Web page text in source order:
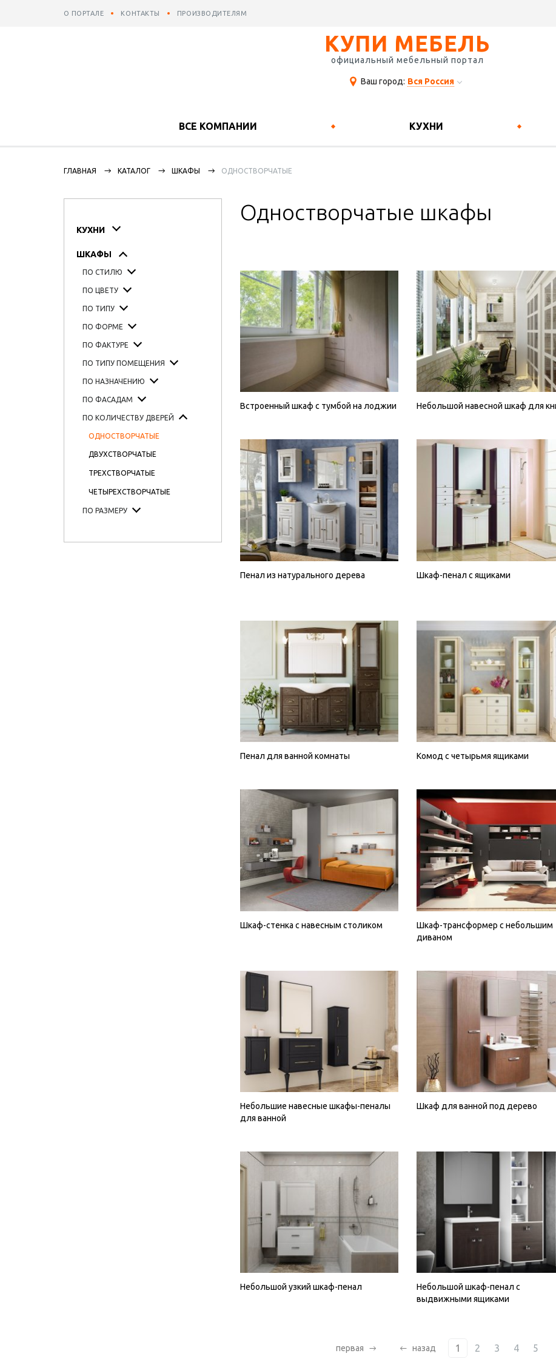
О ПОРТАЛЕ КОНТАКТЫ ПРОИЗВОДИТЕЛЯМ
КУПИ МЕБЕЛЬ
официальный мебельный портал
Ваш город: Вся Россия
ВСЕ КОМПАНИИ КУХНИ
ГЛАВНАЯ КАТАЛОГ ШКАФЫ ОДНОСТВОРЧАТЫЕ
КУХНИ
ШКАФЫ
ПО СТИЛЮ
ПО ЦВЕТУ
ПО ТИПУ
ПО ФОРМЕ
ПО ФАКТУРЕ
ПО ТИПУ ПОМЕЩЕНИЯ
ПО НАЗНАЧЕНИЮ
ПО ФАСАДАМ
ПО КОЛИЧЕСТВУ ДВЕРЕЙ
ОДНОСТВОРЧАТЫЕ
ДВУХСТВОРЧАТЫЕ
ТРЕХСТВОРЧАТЫЕ
ЧЕТЫРЕХСТВОРЧАТЫЕ
ПО РАЗМЕРУ
Одностворчатые шкафы
Встроенный шкаф с тумбой на лоджии Небольшой навесной шкаф для
Пенал из натурального дерева Шкаф-пенал с ящиками
Пенал для ванной комнаты Комод с четырьмя ящиками
Шкаф-стенка с навесным столиком
Шкаф-трансформер с небольшим
диваном
Небольшие навесные шкафы-пеналы
для ванной
Шкаф для ванной под дерево
Небольшой узкий шкаф-пенал
Небольшой шкаф-пенал с
выдвижными ящиками
первая назад 1 2 3 4 5